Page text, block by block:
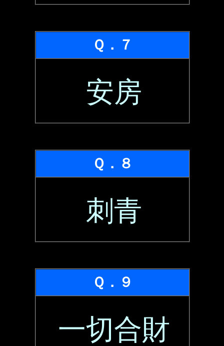
Ｑ．７
安房
Ｑ．８
刺青
Ｑ．９
一切合財